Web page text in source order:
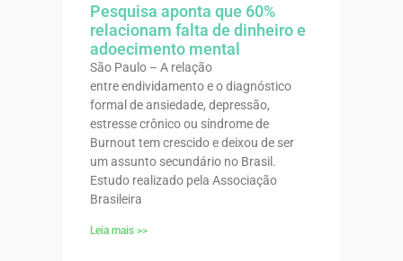
Pesquisa aponta que 60%
relacionam falta de dinheiro e
adoecimento mental
São Paulo – A relação
entre endividamento e o diagnóstico
formal de ansiedade, depressão,
estresse crônico ou síndrome de
Burnout tem crescido e deixou de ser
um assunto secundário no Brasil.
Estudo realizado pela Associação
Brasileira
Leia mais >>